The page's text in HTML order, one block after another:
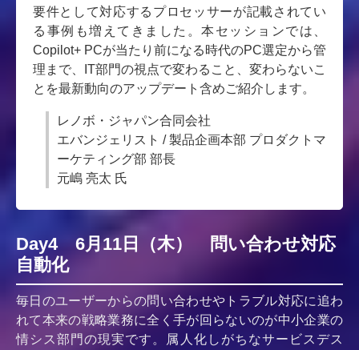
要件として対応するプロセッサーが記載されてい
る事例も増えてきました。本セッションでは、
Copilot+ PCが当たり前になる時代のPC選定から管
理まで、IT部門の視点で変わること、変わらないこ
とを最新動向のアップデート含めご紹介します。
レノボ・ジャパン合同会社
エバンジェリスト / 製品企画本部 プロダクトマ
ーケティング部 部長
元嶋 亮太 氏
Day4 6月11日（木） 問い合わせ対応
自動化
毎日のユーザーからの問い合わせやトラブル対応に追わ
れて本来の戦略業務に全く手が回らないのが中小企業の
情シス部門の現実です。属人化しがちなサービスデス